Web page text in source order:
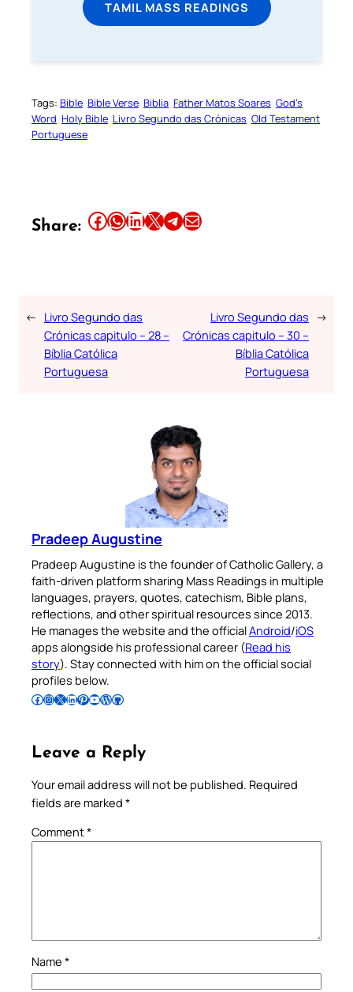
TAMIL MASS READINGS
Tags: Bible Bible Verse Biblia Father Matos Soares God’s
Word Holy Bible Livro Segundo das Crónicas Old Testament
Portuguese
Share: Share this article on Facebook Share this article on WhatsApp Share this article on LinkedIn Share this article on X Share this article on TelegramEmail this Article
← Livro Segundo das
Crónicas capitulo – 28 –
Bíblia Católica
Portuguesa
Livro Segundo das
Crónicas capitulo – 30 –
Bíblia Católica
Portuguesa
→
Pradeep Augustine
Pradeep Augustine is the founder of Catholic Gallery, a
faith-driven platform sharing Mass Readings in multiple
languages, prayers, quotes, catechism, Bible plans,
reflections, and other spiritual resources since 2013.
He manages the website and the officialAndroid/iOS
apps alongside his professional career (Read his
story). Stay connected with him on the official social
profiles below.
Follow Pradeep on Facebook Follow Pradeep on InstagramFollow Pradeep on X Follow Pradeep on LinkedIn Follow Pradeep on Pinterest Subscribe to Pradeep’s Youtube Channel Follow Pradeep on WordPress Follow Pradeep on GitHub
Leave a Reply
Your email address will not be published. Required
fields are marked *
Comment*
Name *